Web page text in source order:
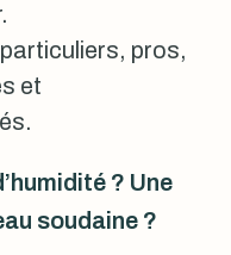
pros,
et
? Une
soudaine ?